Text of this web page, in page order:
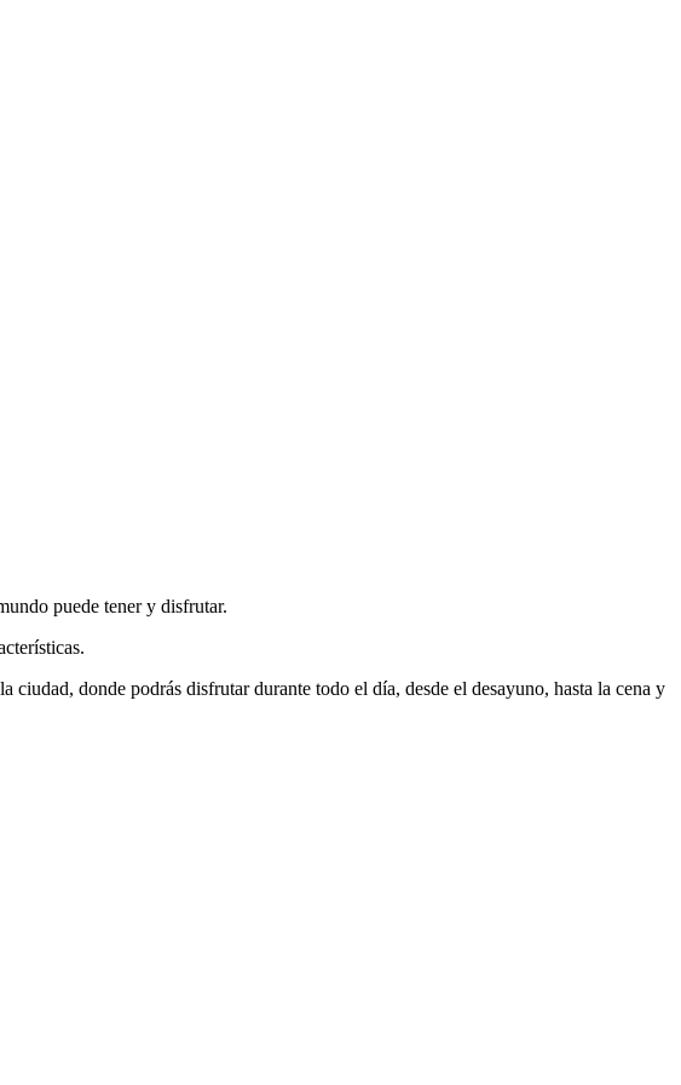
puede tener y disfrutar.
ciudad, donde podrás disfrutar durante todo el día, desde el desayuno, hasta la cena y